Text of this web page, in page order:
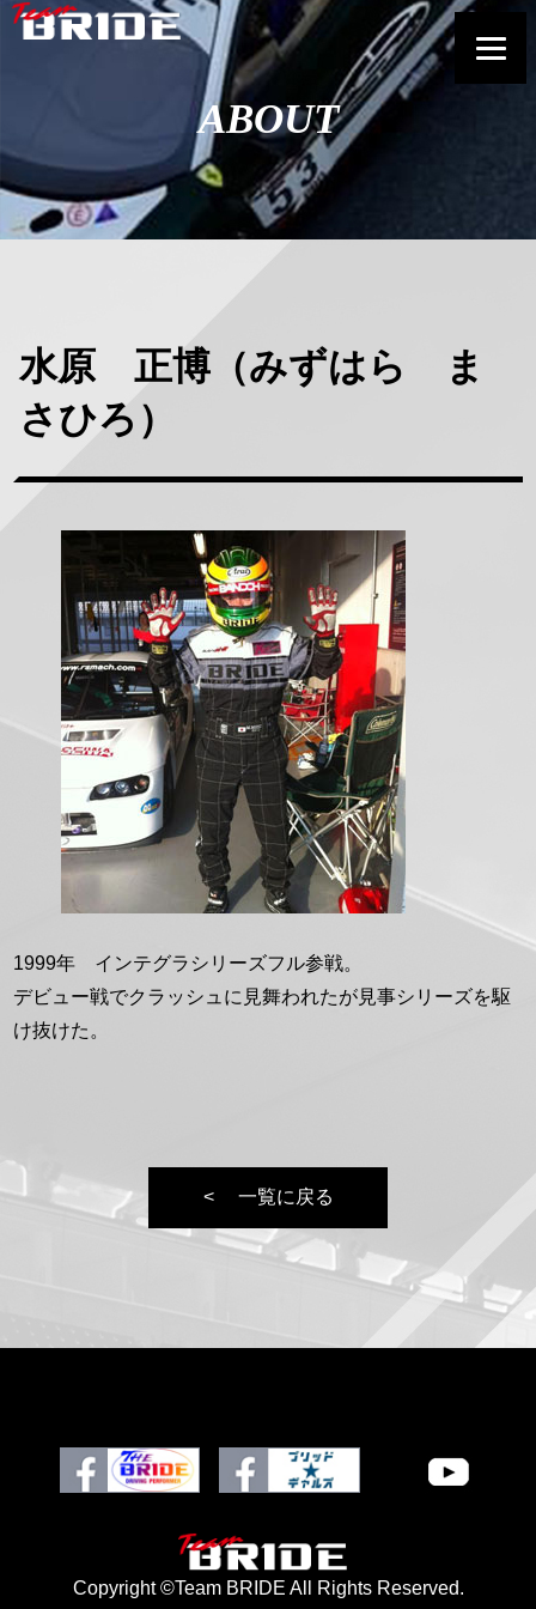
ABOUT
水原 正博（みずはら ま
さひろ）
1999年 インテグラシリーズフル参戦。
デビュー戦でクラッシュに見舞われたが見事シリーズを駆
け抜けた。
一覧に戻る
Copyright ©Team BRIDE All Rights Reserved.